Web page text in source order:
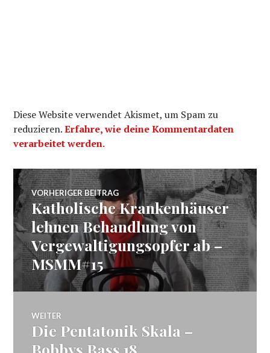
Diese Website verwendet Akismet, um Spam zu
reduzieren.Erfahre, wie deine Kommentardaten
verarbeitet werden.
Beitragsnavigation
VORHERIGER BEITRAG
Vorheriger
Beitrag:
Katholische Krankenhäuser
lehnen Behandlung von
Vergewaltigungsopfer ab –
MSMM#15
WEITER
Nächster
Beitrag:
Die Pentatonik Skala –
Bobbys Bass 18